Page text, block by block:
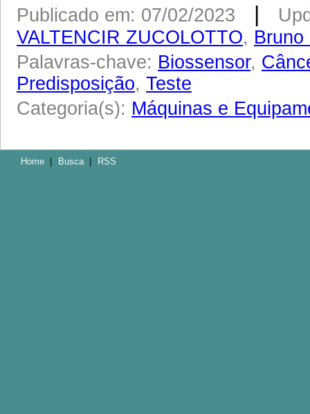
Publicado em: 07/02/2023 |
VALTENCIR ZUCOLOTTO,
Palavras-chave: Biossensor,
Predisposição, Teste
Categoria(s): Máquinas e
Home Busca RSS